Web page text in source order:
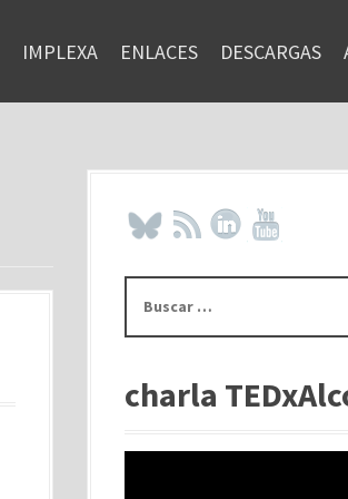
IMPLEXA ENLACES DESCARGAS
s
rcharla